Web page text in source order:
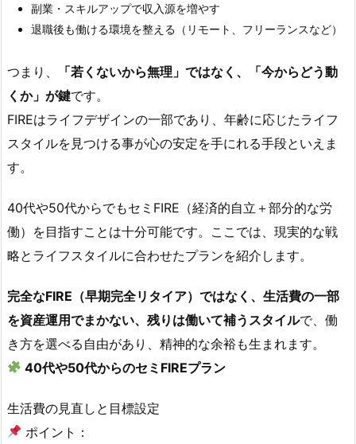
副業・スキルアップで収入源を増やす
退職後も働ける環境を整える（リモート、フリーランスなど）
つまり、
「若くないから無理」ではなく、「今からどう動
くか」が鍵です。
FIREはライフデザインの一部であり、年齢に応じたライフ
スタイルを見つける事が心の安定を手にれる手段といえま
す。
40代や50代からでもセミFIRE（経済的自立＋部分的な労
働）を目指すことは十分可能です。ここでは、現実的な戦
略とライフスタイルに合わせたプランを紹介します。
完全なFIRE（早期完全リタイア）ではなく、生活費の一部
を資産運用でまかない、残りは働いて補うスタイルで、働
き方を選べる自由があり、精神的な余裕も生まれます。
40代や50代からのセミFIREプラン
生活費の見直しと目標設定
ポイント：